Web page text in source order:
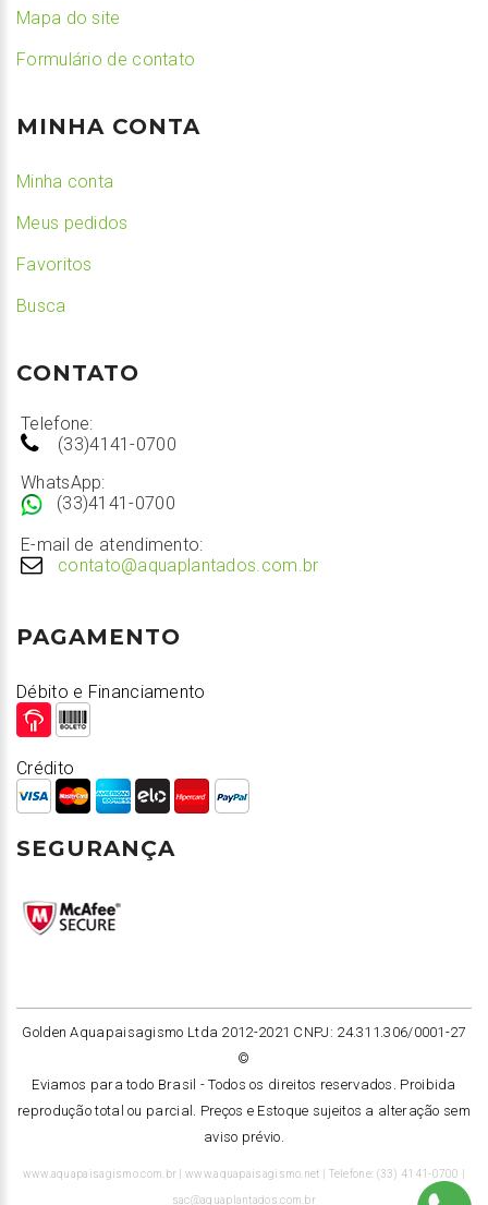
Mapa do site
Formulário de contato
MINHA CONTA
Minha conta
Meus pedidos
Favoritos
Busca
CONTATO
Telefone:
(33)4141-0700
WhatsApp:
(33)4141-0700
E-mail de atendimento:
contato@aquaplantados.com.br
PAGAMENTO
Débito e Financiamento
Crédito
SEGURANÇA
Golden Aquapaisagismo Ltda 2012-2021 CNPJ: 24.311.306/0001-27
©
Eviamos para todo Brasil -Todos os direitos reservados. Proibida
reprodução total ou parcial. Preços e Estoque sujeitos a alteração sem
aviso prévio.
www.aquapaisagismo.com.br | www.aquapaisagismo.net | Telefone: (33) 4141-0700 |
sac@aquaplantados.com.br